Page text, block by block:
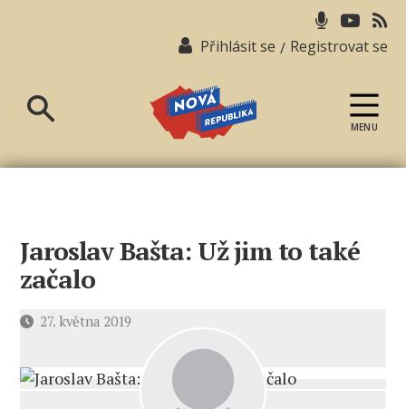
Přihlásit se / Registrovat se
republika
MENU
Jaroslav Bašta: Už jim to také
začalo
Datum27. května 2019